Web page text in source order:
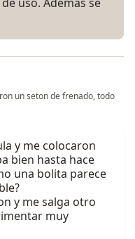
un seton de frenado, todo
y me colocaron
bien hasta hace
una bolita parece
y me salga otro
muy